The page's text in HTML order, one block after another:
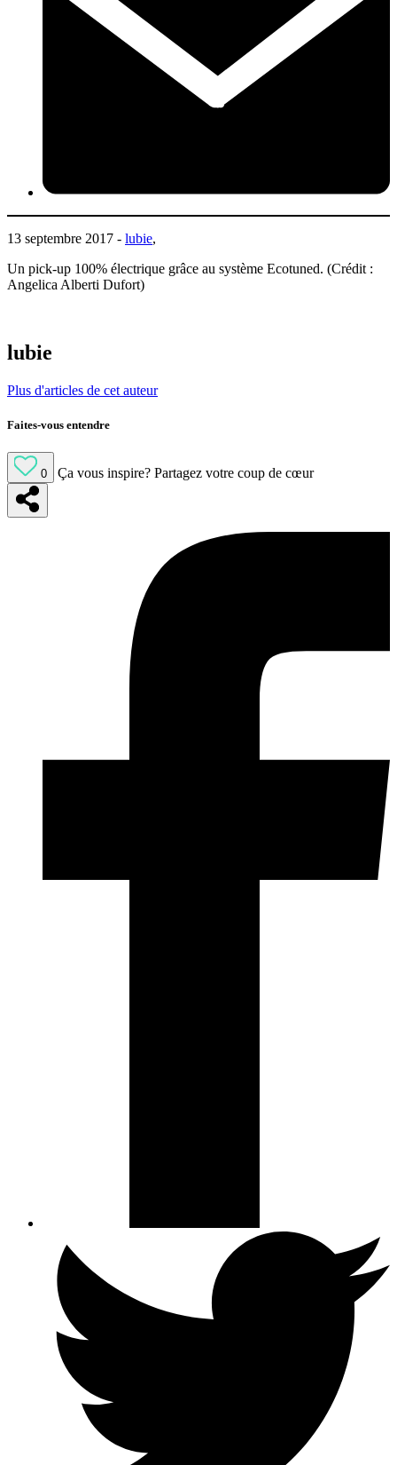
13 septembre 2017 - lubie,
Un pick-up 100% électrique grâce au système Ecotuned. (Crédit :
Angelica Alberti Dufort)
lubie
Plus d'articles de cet auteur
Faites-vous entendre
0 Ça vous inspire? Partagez votre coup de cœur